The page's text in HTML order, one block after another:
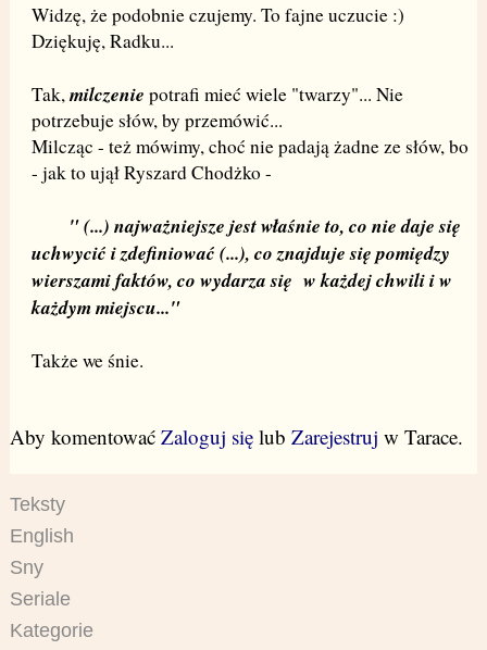
Widzę, że podobnie czujemy. To fajne uczucie :)
Dziękuję, Radku...
Tak,milczenie potrafi mieć wiele "twarzy"... Nie
potrzebuje słów, by przemówić...
Milcząc - też mówimy, choć nie padają żadne ze słów, bo
- jak to ujął Ryszard Chodżko -
" (...) najważniejsze jest właśnie to, co nie daje się
uchwycić i zdefiniować (...), co znajduje się pomiędzy
wierszami faktów, co wydarza się w każdej chwili i w
każdym miejscu..."
Także we śnie.
Aby komentować Zaloguj sięlub Zarejestruj w Tarace.
Teksty
English
Sny
Seriale
Kategorie